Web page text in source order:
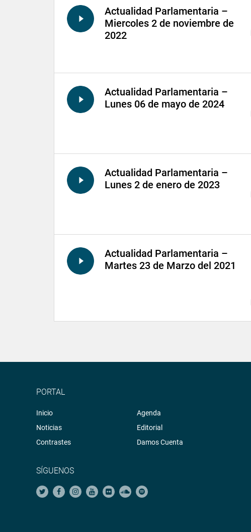
Actualidad Parlamentaria –
Miercoles 2 de noviembre de
2022
Actualidad Parlamentaria –
Lunes 06 de mayo de 2024
Actualidad Parlamentaria –
Lunes 2 de enero de 2023
Actualidad Parlamentaria –
Martes 23 de Marzo del 2021
PORTAL
Inicio
Noticias
Contrastes
Agenda
Editorial
Damos Cuenta
SÍGUENOS